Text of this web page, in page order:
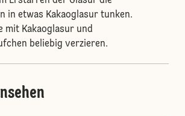
in etwas Kakaoglasur tunken.
mit Kakaoglasur und
beliebig verzieren.